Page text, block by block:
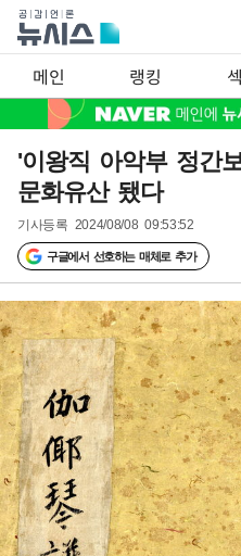
메인 랭킹
'이왕직 아악부 정간
문화유산 됐다
기사등록 2024/08/08 09:53:52
구글에서 선호하는 매체로 추가